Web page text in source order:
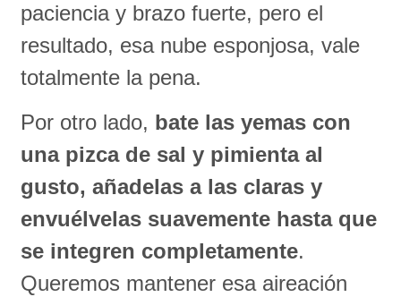
paciencia y brazo fuerte, pero el
resultado, esa nube esponjosa, vale
totalmente la pena.
Por otro lado, bate las yemas con
una pizca de sal y pimienta al
gusto, añadelas a las claras y
envuélvelas suavemente hasta que
se integren completamente.
Queremos mantener esa aireación